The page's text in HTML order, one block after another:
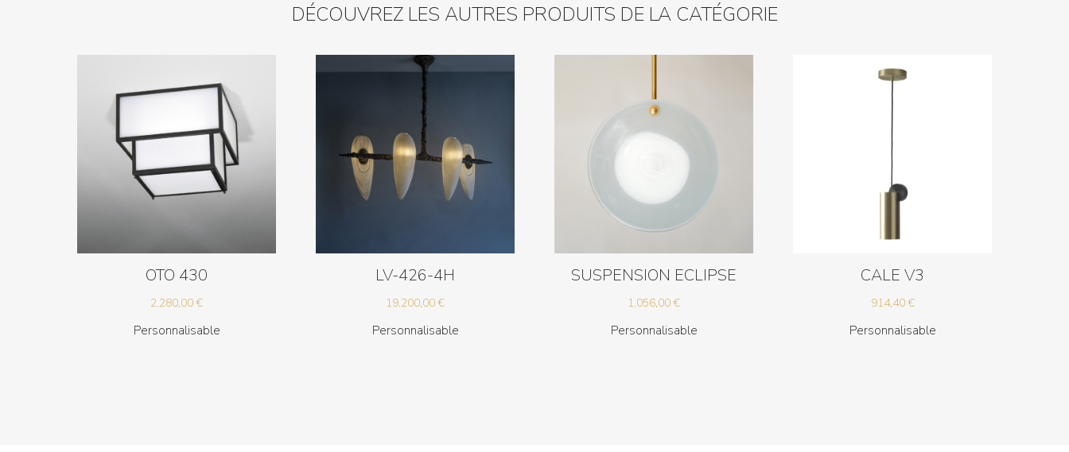
DÉCOUVREZ LES AUTRES PRODUITS DE LA CATÉGORIE
OTO 430
2.280,00€
Personnalisable
LV-426-4H
19.200,00€
Personnalisable
SUSPENSION ECLIPSE
1.056,00€
Personnalisable
CALE V3
914,40€
Personnalisable